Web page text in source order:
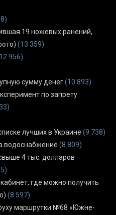
19 ножевых ранений,
(13 359)
956)
сумму денег(10 893)
по запрету
лучших в Украине (9 738)
водоснабжение (8 809)
4 тыс. долларов
где можно получить
(8 597)
маршрутки №68 «Южне-